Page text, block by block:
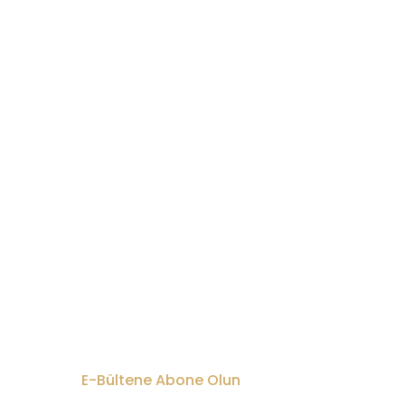
E-Bültene Abone Olun